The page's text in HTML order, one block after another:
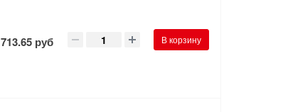
713.65 руб В корзину